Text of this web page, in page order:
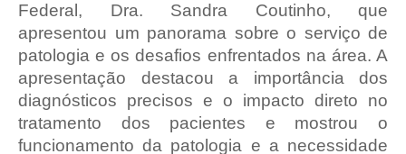
Federal, Dra. Sandra Coutinho, que
apresentou um panorama sobre o serviço de
patologia e os desafios enfrentados na área. A
apresentação destacou a importância dos
diagnósticos precisos e o impacto direto no
tratamento dos pacientes e mostrou o
funcionamento da patologia e a necessidade